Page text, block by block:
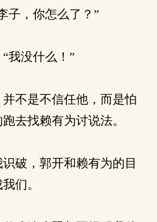
子，你怎么了？”
我没什么！”
不是不信任他，而是怕
去找赖有为讨说法。
破，郭开和赖有为的目
们。